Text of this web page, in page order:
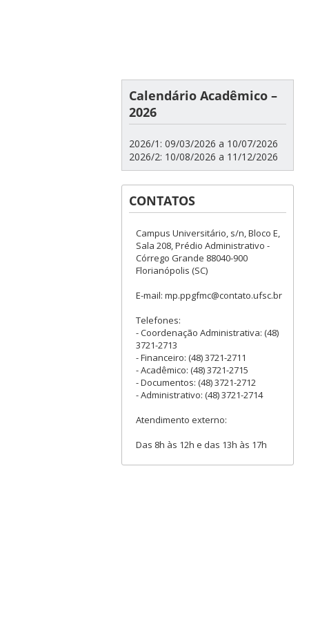
Calendário Acadêmico –
2026
2026/1: 09/03/2026 a 10/07/2026
2026/2: 10/08/2026 a 11/12/2026
CONTATOS
Campus Universitário, s/n, Bloco E,
Sala 208, Prédio Administrativo -
Córrego Grande 88040-900
Florianópolis (SC)
E-mail: mp.ppgfmc@contato.ufsc.br
Telefones:
- Coordenação Administrativa: (48)
3721-2713
- Financeiro: (48) 3721-2711
- Acadêmico: (48) 3721-2715
- Documentos: (48) 3721-2712
- Administrativo: (48) 3721-2714
Atendimento externo:
Das 8h às 12h e das 13h às 17h